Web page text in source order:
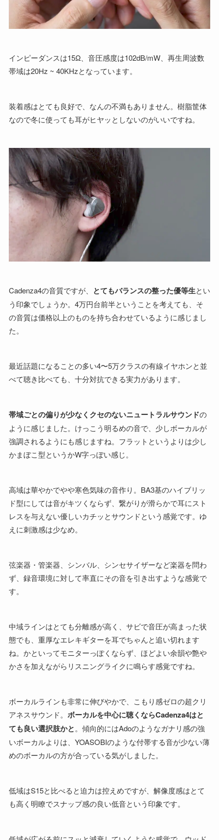
インピーダンスは15Ω、音圧感度は102dB/mW、再生周波数
帯域は20Hz ~ 40KHzとなっています。
装着感はとても良好で、なんの不満もありません。樹脂筐体
なので冬に使っても耳がヒヤッとしないのがいいですね。
Cadenza4の音質ですが、 とてもバランスの整った優等生とい
う印象でしょうか。4万円台前半ということを考えても、そ
の音質は価格以上のものを持ち合わせているように感じまし
た。
最近話題になることの多い4〜5万クラスの有線イヤホンと並
べて聴き比べても、十分対抗できる実力があります。
帯域ごとの偏りが少なくクセのないニュートラルサウンドの
ように感じました。けっこう明るめの音で、少しボーカルが
強調されるようにも感じますね。フラットというよりは少し
かまぼこ型というかW字っぽい感じ。
高域は華やかでやや寒色気味の音作り。BA3基のハイブリッ
ド型にしては音がキツくならず、繋がりが滑らかで耳にスト
レスを与えない優しいカチッとサウンドという感覚です。ゆ
えに刺激感は少なめ。
弦楽器・管楽器、シンバル、シンセサイザーなど楽器を問わ
ず、録音環境に対して率直にその音を引き出すような感覚で
す。
中域ラインはとても分離感が高く、サビで音圧が高まった状
態でも、重厚なエレキギターを耳でちゃんと追い切れます
ね。かといってモニターっぽくならず、ほどよい余韻や艶や
かさを加えながらリスニングライクに鳴らす感覚ですね。
ボーカルラインも非常に伸びやかで、こもり感ゼロの超クリ
アネスサウンド。 ボーカルを中心に聴くならCadenza4はと
ても良い選択肢かと。傾向的にはAdoのようなガナリ感の強
いボーカルよりは、YOASOBIのような付帯する音が少ない薄
めのボーカルの方が合っている気がしました。
低域はS15と比べると迫力は控えめですが、解像度感はとて
も高く明瞭でスナップ感の良い低音という印象です。